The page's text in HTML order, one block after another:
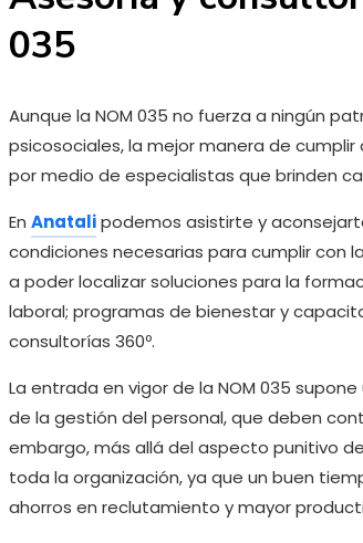
035
Aunque la NOM 035 no fuerza a ningún
psicosociales, la mejor manera de
por medio de especialistas que brinden
En Anatalipodemos asistirte y
condiciones necesarias para cumplir con
a poder localizar soluciones para la
laboral; programas de bienestar y
consultorías 360º.
La entrada en vigor de la NOM 035
de la gestión del personal, que deben
embargo, más allá del aspecto punitivo
toda la organización, ya que un buen
ahorros en reclutamiento y mayor